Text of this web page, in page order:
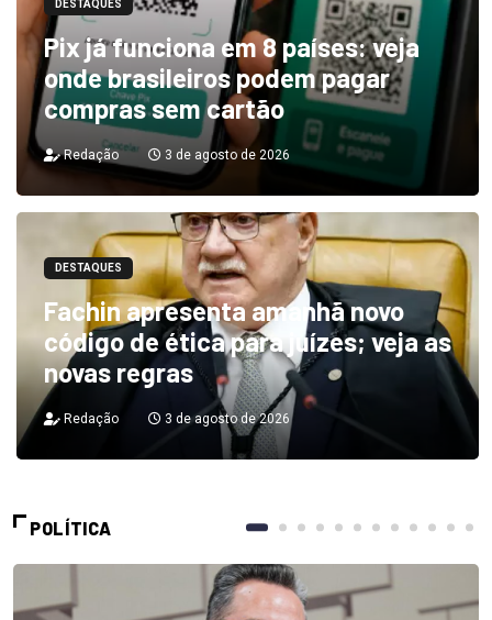
DESTAQUES
Pix já funciona em 8 países: veja
onde brasileiros podem pagar
compras sem cartão
Redação 3 de agosto de 2026
DESTAQUES
Fachin apresenta amanhã novo
código de ética para juízes; veja as
novas regras
Redação 3 de agosto de 2026
POLÍTICA